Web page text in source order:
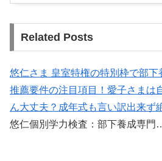
Related Posts
悠仁さま 皇室特権の特別枠で部下
推薦要件の注目項目！愛子さまは
ん大丈夫？成年式も言い訳出来ず
悠仁個別学力検査：部下養成専門